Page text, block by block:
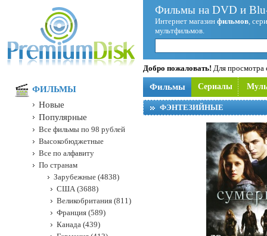
Фильмы на DVD и
Интернет магазин фильмов,
мультфильмов.
Добро пожаловать! Для просмотра
Фильмы Сериалы
ФЭНТЕЗИЙНЫЕ
ФИЛЬМЫ
Новые
Популярные
Все фильмы по 98 рублей
Высокобюджетные
Все по алфавиту
По странам
Зарубежные (4838)
США (3688)
Великобритания (811)
Франция (589)
Канада (439)